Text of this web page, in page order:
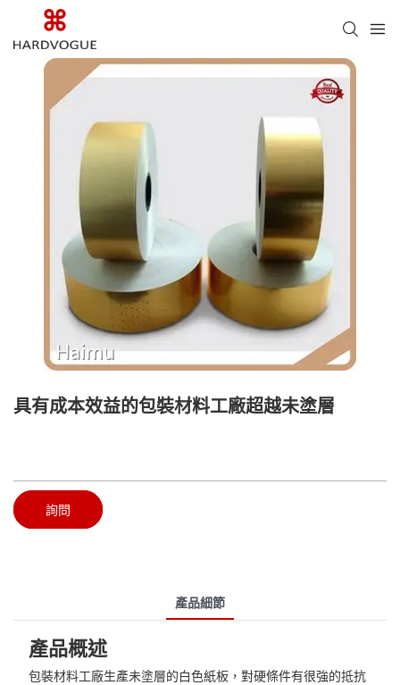
具有成本效益的包裝材料工廠超越未塗層
詢問
產品細節
產品概述
包裝材料工廠生產未塗層的白色紙板，對硬條件有很強的抵抗